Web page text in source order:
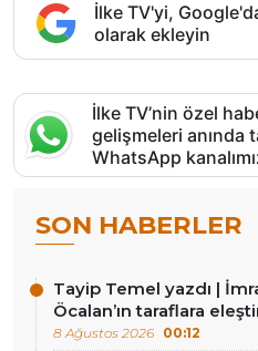
İlke TV'yi,
olarak ekleyin
İlke TV’nin özel
gelişmeleri anında
WhatsApp
SON HABERLER
Tayip Temel yazdı |
Öcalan’ın taraflara
8 Ağustos 2026 00:12